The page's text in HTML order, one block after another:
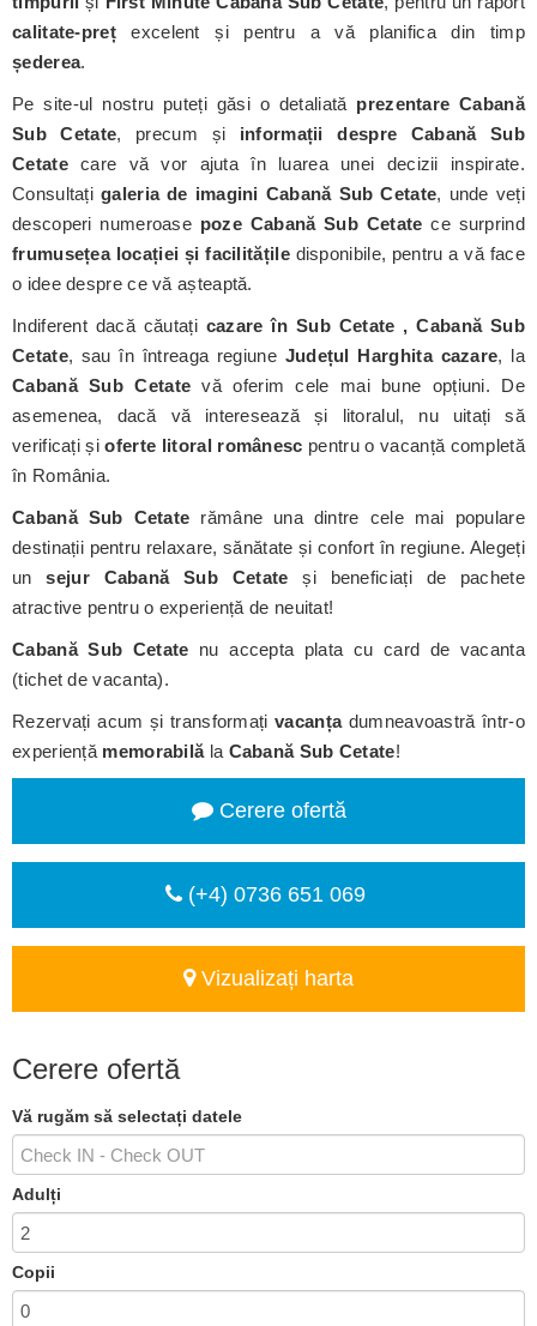
calitate-prețexcelent și pentru a vă planifica din timp
șederea.
Pe site-ul nostru puteți găsi o detaliată prezentare Cabană
Sub Cetate, precum și informații despre Cabană Sub
Cetatecare vă vor ajuta în luarea unei decizii inspirate.
Consultați galeria de imagini Cabană Sub Cetate, unde veți
descoperi numeroase poze Cabană Sub Cetate ce surprind
frumusețea locației și facilitățiledisponibile, pentru a vă face
o idee despre ce vă așteaptă.
Indiferent dacă căutați cazare în Sub Cetate , Cabană Sub
Cetate, sau în întreaga regiune Județul Harghita cazare, la
Cabană Sub Cetate vă oferim cele mai bune opțiuni. De
asemenea, dacă vă interesează și litoralul, nu uitați să
verificați șioferte litoral românesc pentru o vacanță completă
în România.
Cabană Sub Cetate rămâne una dintre cele mai populare
destinații pentru relaxare, sănătate și confort în regiune. Alegeți
unsejur Cabană Sub Cetate și beneficiați de pachete
atractive pentru o experiență de neuitat!
Cabană Sub Cetate nu accepta plata cu card de vacanta
(tichet de vacanta).
Rezervați acum și transformațivacanțadumneavoastră într-o
experiență memorabilăla Cabană Sub Cetate!
Cerere ofertă
(+4) 0736 651 069
Vizualizați harta
Cerere ofertă
Vă rugăm să selectați datele
Adulți
Copii